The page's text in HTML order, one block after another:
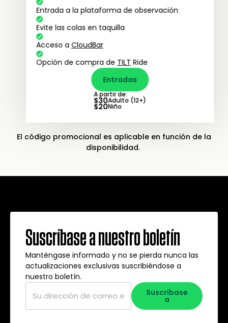
Entrada a la plataforma de observación
Evite las colas en taquilla
Acceso a CloudBar
Opción de compra de TILTRide
Entradas
A partir de:
$30Adulto (12+)
$20Niño
El código promocional es aplicable en función de la
disponibilidad.
Suscríbase a nuestro boletín
Manténgase informado y no se pierda nunca las
actualizaciones exclusivas suscribiéndose a
nuestro boletín.
Correo
electrónico
Suscríbase
a